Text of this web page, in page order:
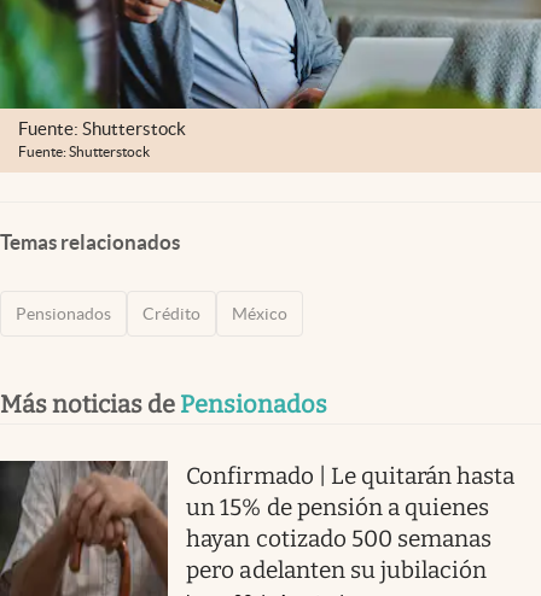
Fuente: Shutterstock
Fuente: Shutterstock
Temas relacionados
Pensionados Crédito México
Más noticias de Pensionados
Confirmado | Le quitarán hasta
un 15% de pensión a quienes
hayan cotizado 500 semanas
pero adelanten su jubilación